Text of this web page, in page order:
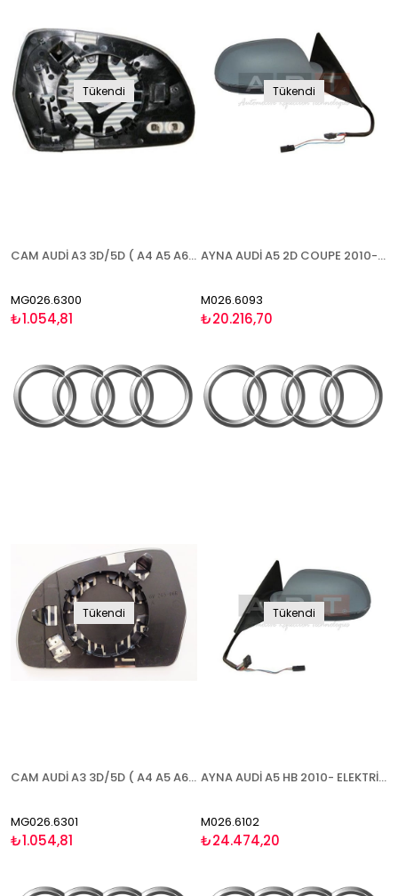
Tükendi
CAM AUDİ A3 3D/5D ( A4 A5 A6 A8 2007-2010)(Q3 2011-) 2008-2010 ISITMALI ASFERİK SOL
MG026.6300
₺1.054,81
Tükendi
AYNA AUDİ A5 2D COUPE 2010- ELEKTRİKLİ ISITMALI ASTARLI SİNYALLİ SAĞ
M026.6093
₺20.216,70
Tükendi
CAM AUDİ A3 3D/5D ( A4 A5 A6 A8 2007-2010)(Q3 2011-) 2008-2010 ISITMALI SAĞ
MG026.6301
₺1.054,81
Tükendi
AYNA AUDİ A5 HB 2010- ELEKTRİKLİ KATLANIR ISITMALI ASTARLI SİNYALLİ ASFERİK SOL
M026.6102
₺24.474,20